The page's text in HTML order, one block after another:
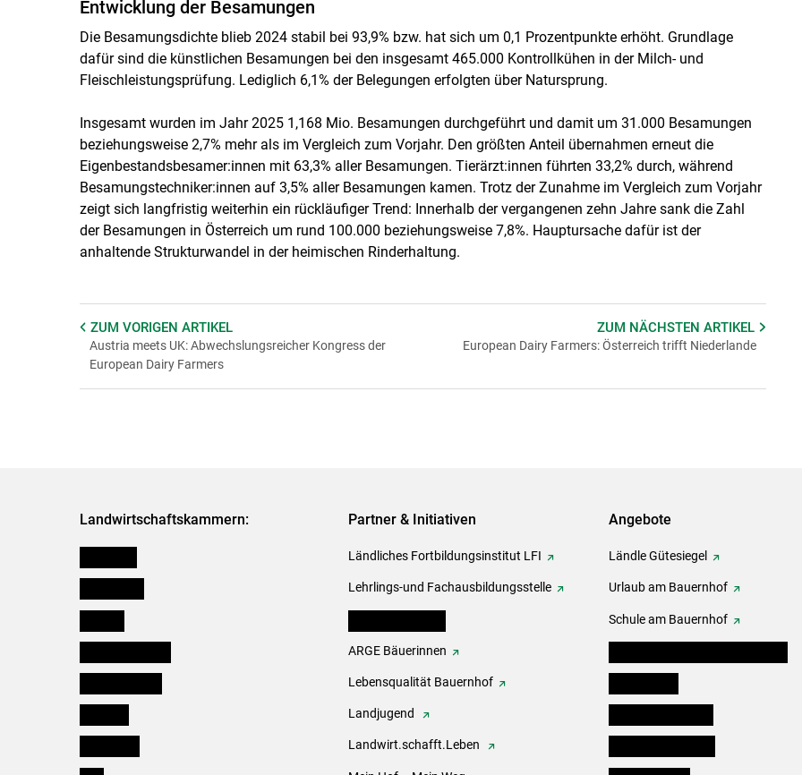
Entwicklung der Besamungen
Die Besamungsdichte blieb 2024 stabil bei 93,9% bzw. hat sich um 0,1 Prozentpunkte erhöht. Grundlage
dafür sind die künstlichen Besamungen bei den insgesamt 465.000 Kontrollkühen in der Milch- und
Fleischleistungsprüfung. Lediglich 6,1% der Belegungen erfolgten über Natursprung.
Insgesamt wurden im Jahr 2025 1,168 Mio. Besamungen durchgeführt und damit um 31.000 Besamungen
beziehungsweise 2,7% mehr als im Vergleich zum Vorjahr. Den größten Anteil übernahmen erneut die
Eigenbestandsbesamer:innen mit 63,3% aller Besamungen. Tierärzt:innen führten 33,2% durch, während
Besamungstechniker:innen auf 3,5% aller Besamungen kamen. Trotz der Zunahme im Vergleich zum Vorjahr
zeigt sich langfristig weiterhin ein rückläufiger Trend: Innerhalb der vergangenen zehn Jahre sank die Zahl
der Besamungen in Österreich um rund 100.000 beziehungsweise 7,8%. Hauptursache dafür ist der
anhaltende Strukturwandel in der heimischen Rinderhaltung.
ZUM VORIGEN ARTIKEL
Austria meets UK: Abwechslungsreicher Kongress der
European Dairy Farmers
ZUM NÄCHSTENARTIKEL
European Dairy Farmers: Österreich trifft Niederlande
Landwirtschaftskammern: Partner & Initiativen
Ländliches Fortbildungsinstitut LFI
Lehrlings-und Fachausbildungsstelle
ARGE Bäuerinnen
Lebensqualität Bauernhof
Landjugend
Landwirt.schafft.Leben
Angebote
Ländle Gütesiegel
Urlaub am Bauernhof
Schule am Bauernhof